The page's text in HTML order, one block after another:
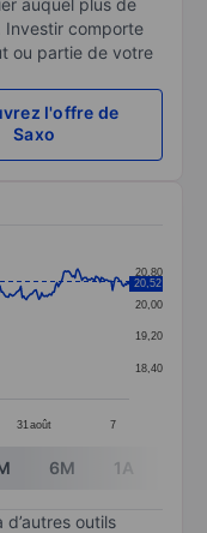
auquel plus de
Investir comporte
ou partie de votre
l'offre de
Saxo
categories.
values. Data ranges
31 août 7
18,40
19,20
20,00
20,80
20,52
6M 1A
outils